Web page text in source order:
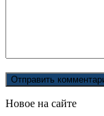
Новое на сайте